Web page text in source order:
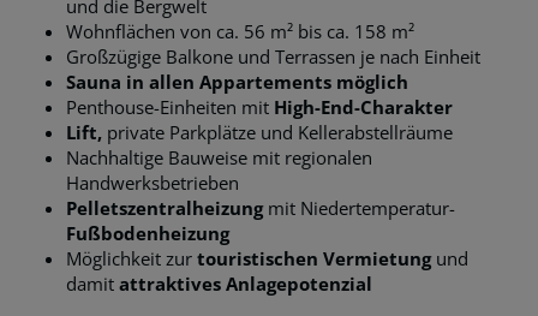
und die Bergwelt
Wohnflächen von ca. 56 m² bis ca. 158 m²
Großzügige Balkone und Terrassen je nach Einheit
Sauna in allen Appartements möglich
Penthouse-Einheiten mit High-End-Charakter
Lift, private Parkplätze und Kellerabstellräume
Nachhaltige Bauweise mit regionalen
Handwerksbetrieben
Pelletszentralheizung mit Niedertemperatur-
Fußbodenheizung
Möglichkeit zur touristischen Vermietungund
damit attraktives Anlagepotenzial